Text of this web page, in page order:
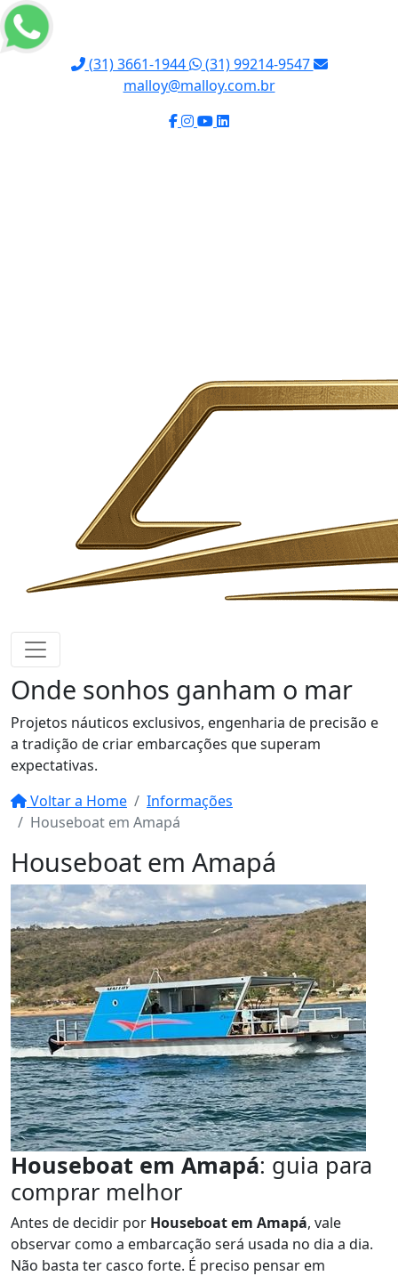
(31) 3661-1944
(31) 99214-9547
malloy@malloy.com.br
Onde sonhos ganham o mar
Projetos náuticos exclusivos, engenharia de precisão e
a tradição de criar embarcações que superam
expectativas.
Voltar a Home
Informações
Houseboat em Amapá
Houseboat em Amapá
Houseboat em Amapá: guia para
comprar melhor
Antes de decidir por Houseboat em Amapá, vale
observar como a embarcação será usada no dia a dia.
Não basta ter casco forte. É preciso pensar em